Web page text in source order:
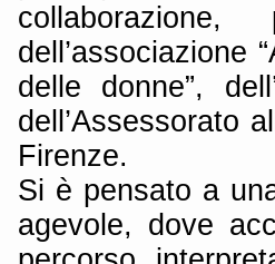
dell’associazione
delle donne”,
dell’Assessorato
Firenze.
Si è pensato a
agevole, dove